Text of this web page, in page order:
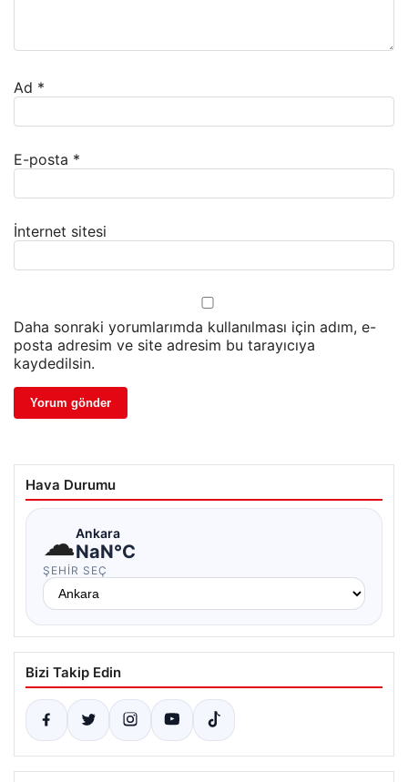
Ad *
E-posta *
İnternet sitesi
Daha sonraki yorumlarımda kullanılması için adım, e-
posta adresim ve site adresim bu tarayıcıya
kaydedilsin.
Hava Durumu
☁Ankara
NaN°C
ŞEHIR SEÇ
Bizi Takip Edin